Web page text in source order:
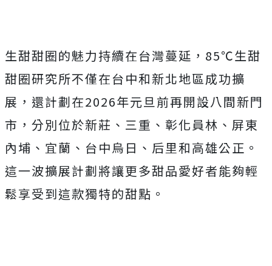
生甜甜圈的魅力持續在台灣蔓延，85℃生甜
甜圈研究所不僅在台中和新北地區成功擴
展，還計劃在2026年元旦前再開設八間新門
市，分別位於新莊、三重、彰化員林、屏東
內埔、宜蘭、台中烏日、后里和高雄公正。
這一波擴展計劃將讓更多甜品愛好者能夠輕
鬆享受到這款獨特的甜點。